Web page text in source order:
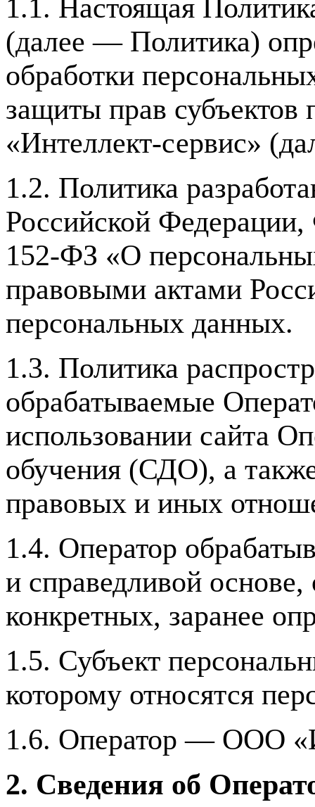
1.1. Настоящая
(далее — Политика)
обработки
защиты прав
«Интеллект-сервис»
1.2. Политика
Российской
152-ФЗ «О
правовыми актами
персональных данных.
1.3. Политика
обрабатываемые
использовании сайта
обучения (СДО), а
правовых и иных
1.4. Оператор
и справедливой
конкретных, заранее
1.5. Субъект
которому относятся
1.6. Оператор — ООО
2. Сведения об